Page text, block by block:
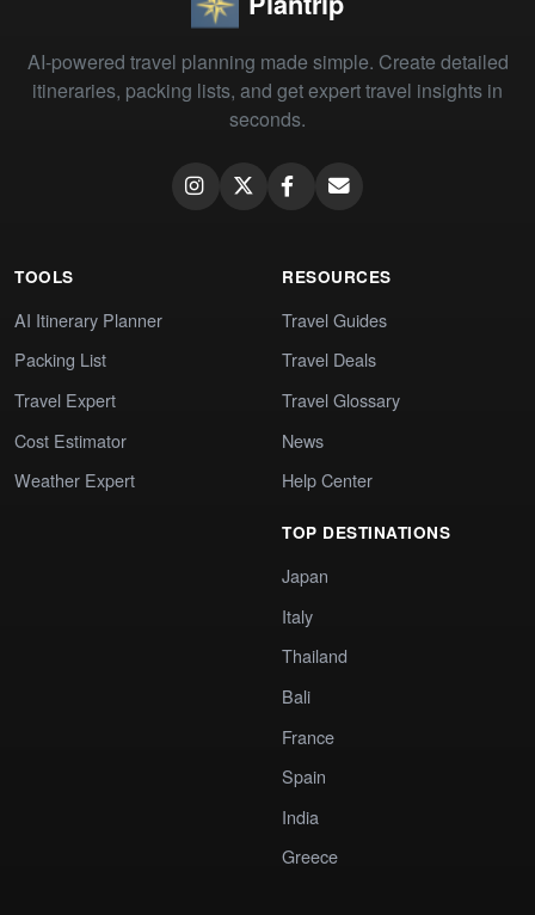
AI-powered travel planning made simple. Create detailed
itineraries, packing lists, and get expert travel insights in
seconds.
TOOLS
AI Itinerary Planner
Packing List
Travel Expert
Cost Estimator
Weather Expert
RESOURCES
Travel Guides
Travel Deals
Travel Glossary
News
Help Center
TOP DESTINATIONS
Japan
Italy
Thailand
Bali
France
Spain
India
Greece